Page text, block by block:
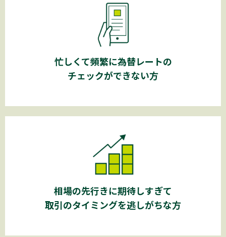
忙しくて頻繁に為替レートの
チェックができない方
相場の先行きに期待しすぎて
取引のタイミングを逃しがちな方